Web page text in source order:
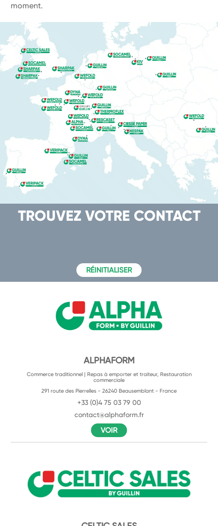
moment.
TROUVEZ VOTRE CONTACT
RÉINITIALISER
ALPHAFORM
Commerce traditionnel | Repas à emporter et traiteur, Restauration
commerciale
291 route des Pierrelles - 26240 Beausemblant - France
+33 (0)4 75 03 79 00
contact@alphaform.fr
VOIR